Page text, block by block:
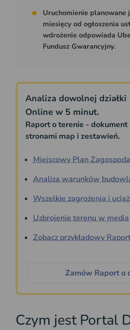
Uruchomienie planowane
miesięcy od ogłoszenia
wdrożenie odpowiada
Fundusz Gwarancyjny.
Analiza dowolnej działki
Online w 5 minut.
Raport o terenie - dokument
stronami map i zestawień.
Miejscowy Plan
Analiza warunków
Wszelkie zagrożenia i
Uzbrojenie terenu w media
Zobacz przykładowy
Zamów Raport o
Czym jest Portal